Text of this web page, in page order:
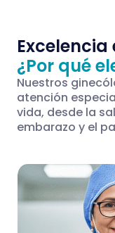
¿Por qué
Nuestros
atención
vida, desde la
embarazo y el